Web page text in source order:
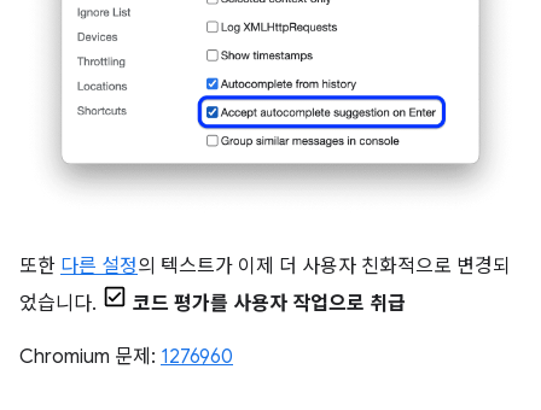
또한 다른 설정의 텍스트가 이제 더 사용자 친화적으로 변경되
었습니다.
코드 평가를 사용자 작업으로 취급
Chromium 문제: 1276960